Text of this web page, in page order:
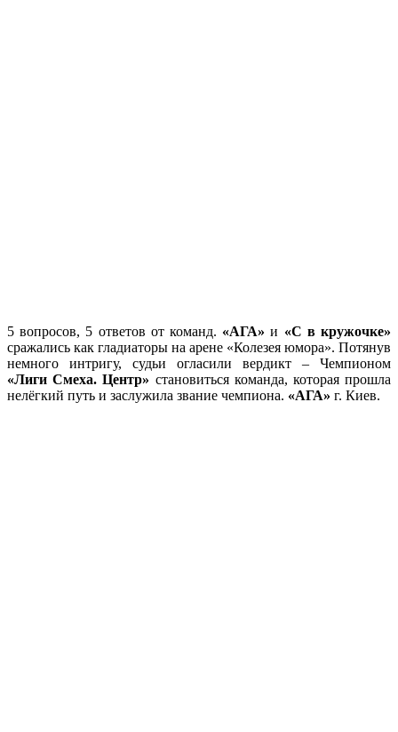
5 вопросов, 5 ответов от команд. «АГА» и «С в кружочке»
сражались как гладиаторы на арене «Колезея юмора». Потянув
немного интригу, судьи огласили вердикт – Чемпионом
«Лиги Смеха. Центр» становиться команда, которая прошла
нелёгкий путь и заслужила звание чемпиона. «АГА» г. Киев.